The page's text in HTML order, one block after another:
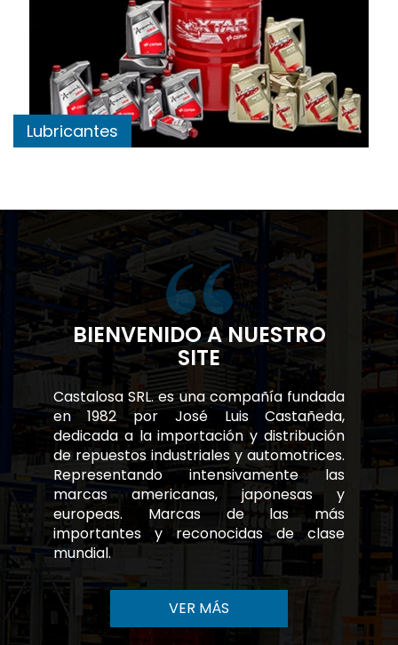
Lubricantes
BIENVENIDO A NUESTRO
SITE
Castalosa SRL. es una compañía fundada
en 1982 por José Luis Castañeda,
dedicada a la importación y distribución
de repuestos industriales y automotrices.
Representando intensivamente las
marcas americanas, japonesas y
europeas. Marcas de las más
importantes y reconocidas de clase
mundial.
VER MÁS